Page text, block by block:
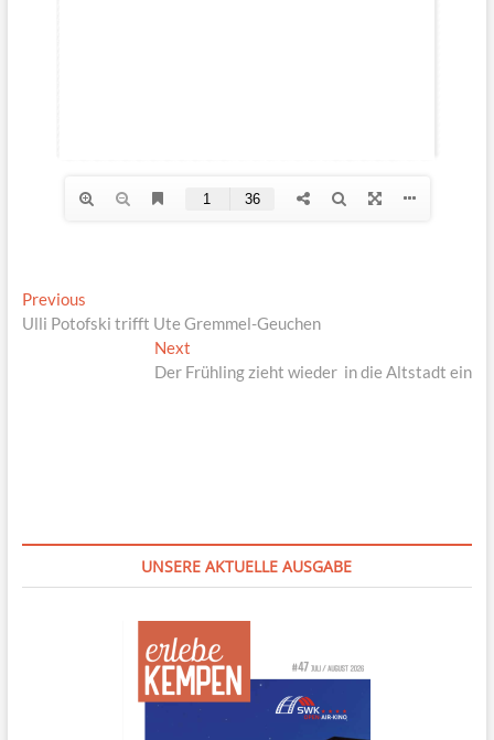
Beitragsnavigation
PreviousPrevious
post:
Ulli Potofski trifft Ute Gremmel-Geuchen
Next
post:
Der Frühling zieht wieder in die Altstadt ein
UNSERE AKTUELLE AUSGABE